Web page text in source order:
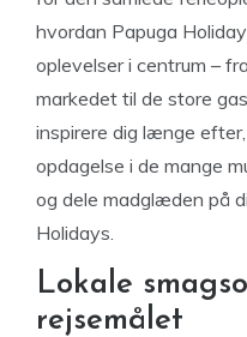
hvordan Papuga
oplevelser i centrum –
markedet til de store
inspirere dig længe
opdagelse i de mange
og dele madglæden på
Holidays.
Lokale
rejsemålet